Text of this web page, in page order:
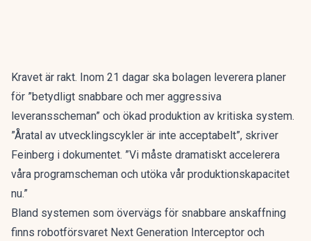
Kravet är rakt. Inom 21 dagar ska bolagen leverera planer
för ”betydligt snabbare och mer aggressiva
leveransscheman” och ökad produktion av kritiska system.
”Åratal av utvecklingscykler är inte acceptabelt”, skriver
Feinberg i dokumentet. ”Vi måste dramatiskt accelerera
våra programscheman och utöka vår produktionskapacitet
nu.”
Bland systemen som övervägs för snabbare anskaffning
finns robotförsvaret Next Generation Interceptor och